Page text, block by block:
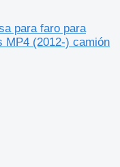
para faro para
MP4 (2012-) camión